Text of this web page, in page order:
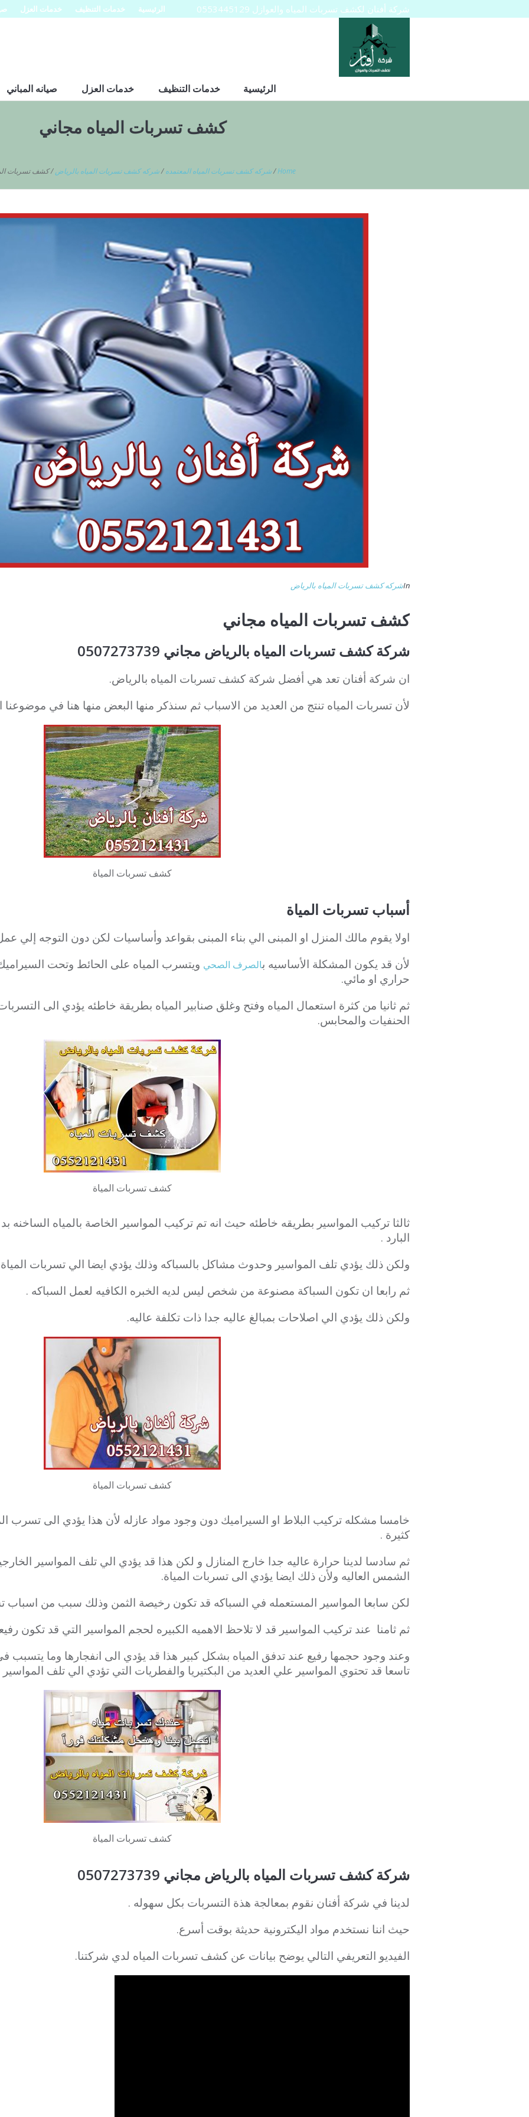
الرئيسية خدمات التنظيف خدمات العزل شركة أفنان لكشف تسربات المياه والعوازل 0553445129
الرئيسية خدمات التنظيف خدمات العزل صيانه المباني
كشف تسربات المياه مجاني
Home
/شركه كشف تسربات المياه المعتمده /شركه كشف تسربات المياه بالرياض /كشف تسربات
Inشركه كشف تسربات المياه بالرياض
كشف تسربات المياه مجاني
شركة كشف تسربات المياه بالرياض مجاني 0507273739
ان شركة أفنان تعد هي أفضل شركة كشف تسربات المياه بالرياض.
لأن تسربات المياه تنتج من العديد من الاسباب ثم سنذكر منها البعض منها هنا في موضوعنا
كشف تسربات المياة
أسباب تسربات المياة
اولا يقوم مالك المنزل او المبنى الي بناء المبنى بقواعد وأساسيات لكن دون التوجه
لأن قد يكون المشكلة الأساسيه بالصرف الصحي ويتسرب المياه على الحائط وتحت
حراري او مائي.
ثم ثانيا من كثرة استعمال المياه وفتح وغلق صنابير المياه بطريقة خاطئه يؤدي الى
الحنفيات والمحابس.
كشف تسربات المياة
ثالثا تركيب المواسير بطريقه خاطئه حيث انه تم تركيب المواسير الخاصة بالمياه الساخنه
البارد .
ولكن ذلك يؤدي تلف المواسير وحدوث مشاكل بالسباكه وذلك يؤدي ايضا الي تسربات
ثم رابعا ان تكون السباكة مصنوعة من شخص ليس لديه الخبره الكافيه لعمل السباكه .
ولكن ذلك يؤدي الي اصلاحات بمبالغ عاليه جدا ذات تكلفة عاليه.
كشف تسربات المياة
خامسا مشكله تركيب البلاط او السيراميك دون وجود مواد عازله لأن هذا يؤدي الى تسرب
كثيرة .
ثم سادسا لدينا حرارة عاليه جدا خارج المنازل و لكن هذا قد يؤدي الي تلف المواسير
الشمس العاليه ولأن ذلك ايضا يؤدي الى تسربات المياة.
لكن سابعا المواسير المستعمله في السباكه قد تكون رخيصة الثمن وذلك سبب من اسباب
ثم ثامنا عند تركيب المواسير قد لا تلاحظ الاهميه الكبيره لحجم المواسير التي قد تكون
وعند وجود حجمها رفيع عند تدفق المياه بشكل كبير هذا قد يؤدي الى انفجارها وما يتسبب
تاسعا قد تحتوي المواسير علي العديد من البكتيريا والفطريات التي تؤدي الي تلف
كشف تسربات المياة
شركة كشف تسربات المياه بالرياض مجاني 0507273739
لدينا في شركة أفنان نقوم بمعالجة هذة التسربات بكل سهوله .
حيث اننا نستخدم مواد اليكترونية حديثة بوقت أسرع.
الفيديو التعريفي التالي يوضح بيانات عن كشف تسربات المياه لدي شركتنا.